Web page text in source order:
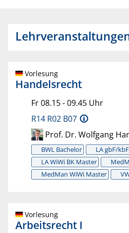
Vorlesung
Handelsrecht
Fr 08.15 - 09.45 Uhr
R14 R02 B07
Prof. Dr. Wolfgang
BWL Bachelor
LA gbF/
LA WiWi BK Master
MedMan WiWi Master
Vorlesung
Arbeitsrecht I